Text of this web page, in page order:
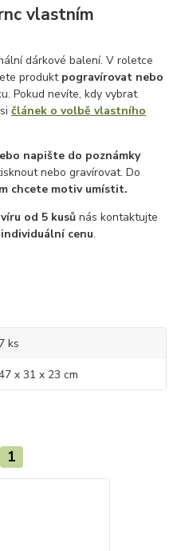
vlastním
dárkové balení. V roletce
produkt pogravírovat nebo
Pokud nevíte, kdy vybrat
sičlánek o volbě vlastního
napište do poznámky
nebo gravírovat. Do
chcete motiv umístit.
od 5 kusů nás kontaktujte
individuální cenu.
7 ks
x 31 x 23 cm
1